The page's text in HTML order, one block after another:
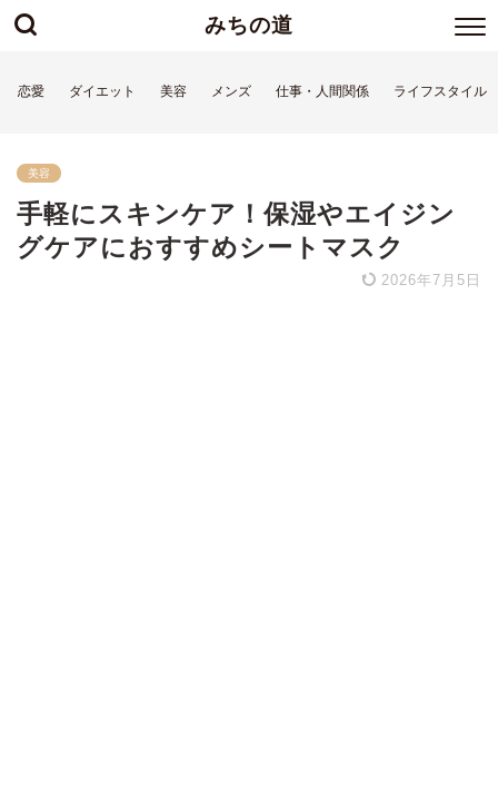
みちの道
恋愛 ダイエット 美容 メンズ 仕事・人間関係 ライフスタイル
美容
手軽にスキンケア！保湿やエイジン
グケアにおすすめシートマスク
2026年7月5日